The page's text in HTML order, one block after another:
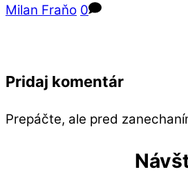
Milan Fraňo 0
Pridaj komentár
Prepáčte, ale pred